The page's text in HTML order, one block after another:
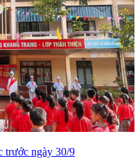
trước ngày 30/9